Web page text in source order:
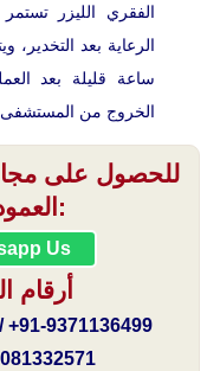
الفقري الليزر
الرعاية بعد
ساعة قليلة بعد
الخروج من المستشفى
للحصول على
العمود الفقري بالليزر:
Us
أرقام
+91-9371136499